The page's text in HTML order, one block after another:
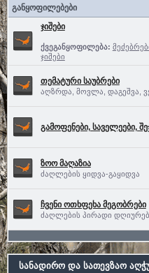
განყოფილებები
ჯიშები
ქვეგანყოფილება:
ჯიშები
თემატური საუბრები
აღზრდა, მოვლა, დაგეშვა,
გამოფენები, საველეები,
ზოო მაღაზია
ძაღლების ყიდვა-გაყიდვა
ჩვენი ოთხფეხა მეგობრები
ძაღლების პირადი
სანადირო და სათევზაო